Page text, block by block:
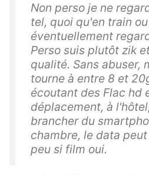
Non perso je ne
tel, quoi qu'en train
éventuellement
Perso suis plutôt zik
qualité. Sans abuser,
tourne à entre 8 et
écoutant des Flac hd
déplacement, à
brancher du
chambre, le data
peu si film oui.